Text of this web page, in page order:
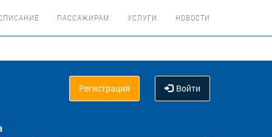
ПАССАЖИРАМ УСЛУГИ НОВОСТИ
Регистрация Войти